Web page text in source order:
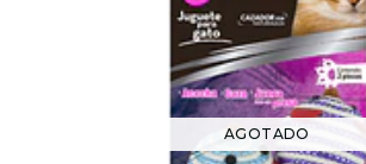
AGOTADO